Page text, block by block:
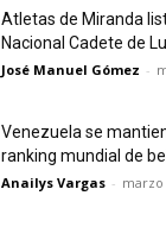
Atletas de Miranda
Nacional Cadete de
José Manuel Gómez -
Venezuela se
ranking mundial de
Anailys Vargas - marzo